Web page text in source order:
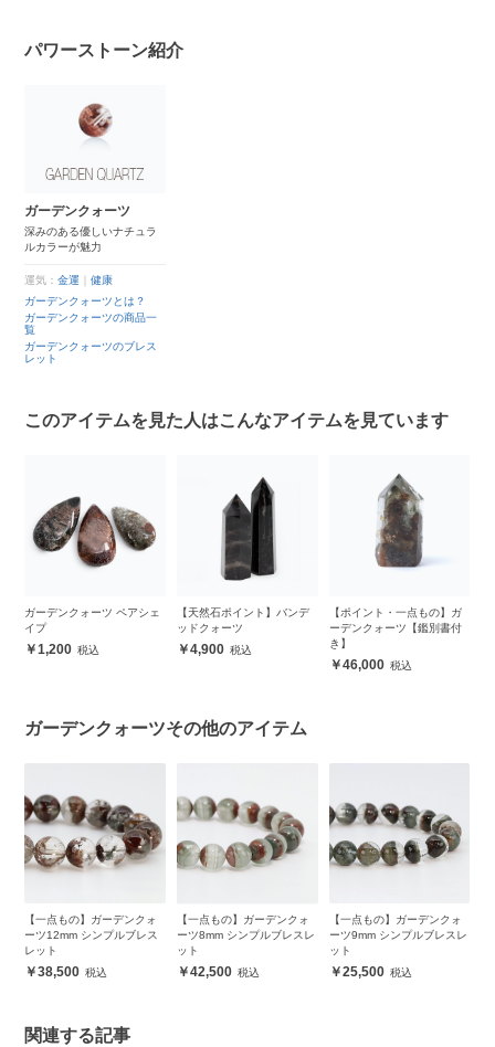
パワーストーン紹介
ガーデンクォーツ
深みのある優しいナチュラ
ルカラーが魅力
運気：金運 ｜健康
ガーデンクォーツとは？
ガーデンクォーツの商品一
覧
ガーデンクォーツのブレス
レット
このアイテムを見た人はこんなアイテムを見ています
ガーデンクォーツ ペアシェ
イプ
1,200
【天然石ポイント】バンデ
ッドクォーツ
4,900
【ポイント・一点もの】ガ
ーデンクォーツ【鑑別書付
き】
46,000
ガーデンクォーツその他のアイテム
【一点もの】ガーデンクォ
ーツ12mm シンプルブレス
レット
38,500
【一点もの】ガーデンクォ
ーツ8mm シンプルブレスレ
ット
42,500
【一点もの】ガーデンクォ
ーツ9mm シンプルブレスレ
ット
25,500
関連する記事